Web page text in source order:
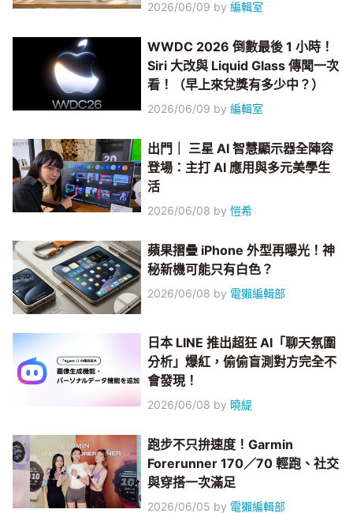
2026/06/09 by編輯室
WWDC 2026 倒數最後 1 小時！
Siri 大改與 Liquid Glass 傳聞一次
看！（早上來兌獎有多少中？）
2026/06/09 by編輯室
出門｜ 三星 AI 智慧顯示器全陣容
登場：主打 AI 應用與多元美學生
活
2026/06/08 by愷希
蘋果摺疊 iPhone 外型再曝光！神
秘新機可能只有白色？
2026/06/08 by 電獺編輯部
日本 LINE 推出超狂 AI「聊天氛圍
分析」爆紅，偷偷盲測對方完全不
會發現！
2026/06/08 by 曉緹
跑步不只拚速度！Garmin
Forerunner 170／70 輕跑、社交
與穿搭一次滿足
2026/06/05 by 電獺編輯部